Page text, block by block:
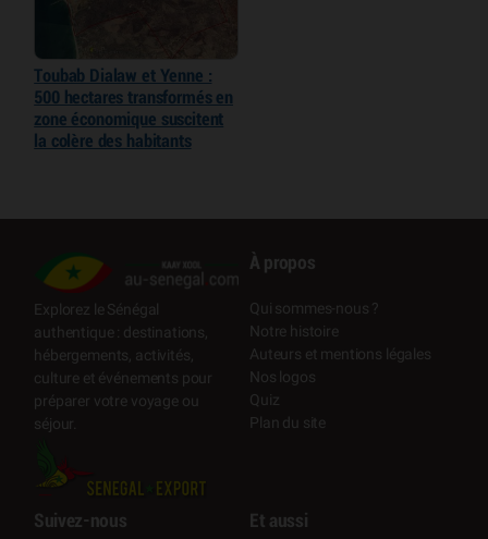
Toubab Dialaw et Yenne :
500 hectares transformés en
zone économique suscitent
la colère des habitants
Explorez le Sénégal
authentique : destinations,
hébergements, activités,
culture et événements pour
préparer votre voyage ou
séjour.
À propos
Qui sommes-nous ?
Notre histoire
Auteurs et mentions légales
Nos logos
Quiz
Plan du site
Suivez-nous Et aussi